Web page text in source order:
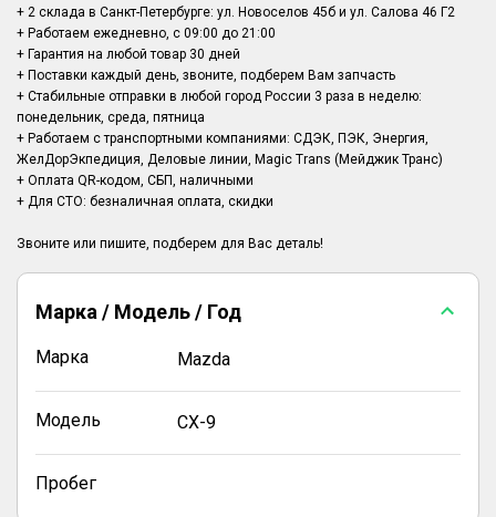
+ 2 склада в Санкт-Петербурге: ул. Новоселов 45б и ул. Салова 46 Г2
+ Работаем ежедневно, с 09:00 до 21:00
+ Гарантия на любой товар 30 дней
+ Поставки каждый день, звоните, подберем Вам запчасть
+ Стабильные отправки в любой город России 3 раза в неделю:
понедельник, среда, пятница
+ Работаем с транспортными компаниями: СДЭК, ПЭК, Энергия,
ЖелДорЭкпедиция, Деловые линии, Magic Trans (Мейджик Транс)
+ Оплата QR-кодом, СБП, наличными
+ Для СТО: безналичная оплата, скидки
Марка / Модель / Год
Марка Mazda
Модель CX-9
Пробег